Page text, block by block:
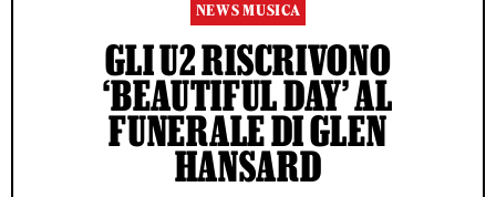
NEWS MUSICA
GLI U2 RISCRIVONO
‘BEAUTIFUL DAY’ AL
FUNERALE DI GLEN
HANSARD